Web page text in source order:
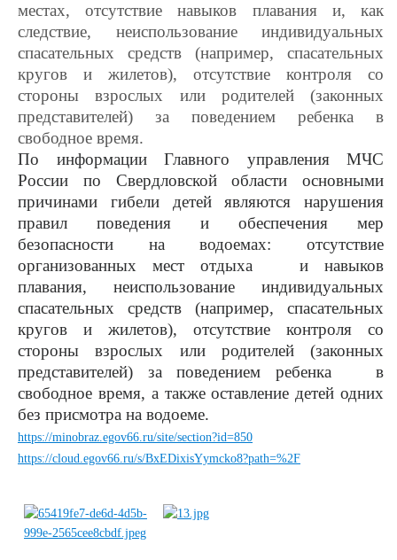
местах, отсутствие навыков плавания и, как
следствие, неиспользование индивидуальных
спасательных средств (например, спасательных
кругов и жилетов), отсутствие контроля со
стороны взрослых или родителей (законных
представителей) за поведением ребенка в
свободное время.
По информации Главного управления МЧС
России по Свердловской области основными
причинами гибели детей являются нарушения
правил поведения и обеспечения мер
безопасности на водоемах: отсутствие
организованных мест отдыха и навыков
плавания, неиспользование индивидуальных
спасательных средств (например, спасательных
кругов и жилетов), отсутствие контроля со
стороны взрослых или родителей (законных
представителей) за поведением ребенка в
свободное время, а также оставление детей одних
без присмотра на водоеме.
https://minobraz.egov66.ru/site/section?id=850
https://cloud.egov66.ru/s/BxEDixisYymcko8?path=%2F